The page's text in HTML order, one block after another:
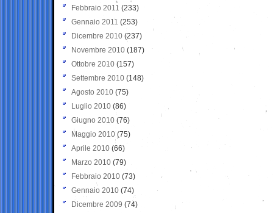
Febbraio 2011 (233)
Gennaio 2011 (253)
Dicembre 2010 (237)
Novembre 2010 (187)
Ottobre 2010 (157)
Settembre 2010 (148)
Agosto 2010 (75)
Luglio 2010 (86)
Giugno 2010 (76)
Maggio 2010 (75)
Aprile 2010 (66)
Marzo 2010 (79)
Febbraio 2010 (73)
Gennaio 2010 (74)
Dicembre 2009 (74)